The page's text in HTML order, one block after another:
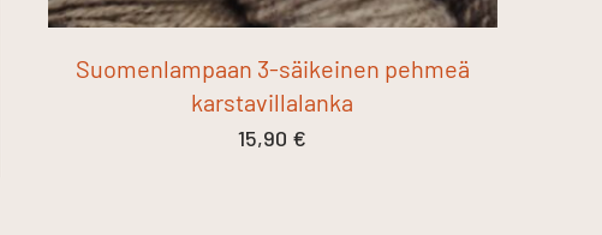
Suomenlampaan 3-säikeinen pehmeä
karstavillalanka
15,90 €